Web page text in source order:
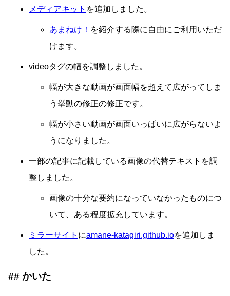
メディアキット を追加しました。
あまねけ！ を紹介する際に自由にご利用いただ
けます。
videoタグの幅を調整しました。
幅が大きな動画が画面幅を超えて広がってしま
う挙動の修正の修正です。
幅が小さい動画が画面いっぱいに広がらないよ
うになりました。
一部の記事に記載している画像の代替テキストを調
整しました。
画像の十分な要約になっていなかったものにつ
いて、ある程度拡充しています。
ミラーサイト にamane-katagiri.github.ioを追加しま
した。
かいた